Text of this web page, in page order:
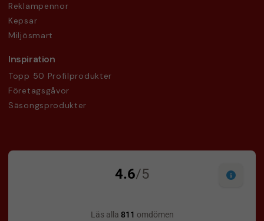
Reklampennor
Kepsar
Miljösmart
Inspiration
Topp 50 Profilprodukter
Företagsgåvor
Säsongsprodukter